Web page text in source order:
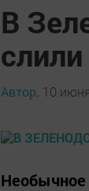
В
Автор, 10
Необычное